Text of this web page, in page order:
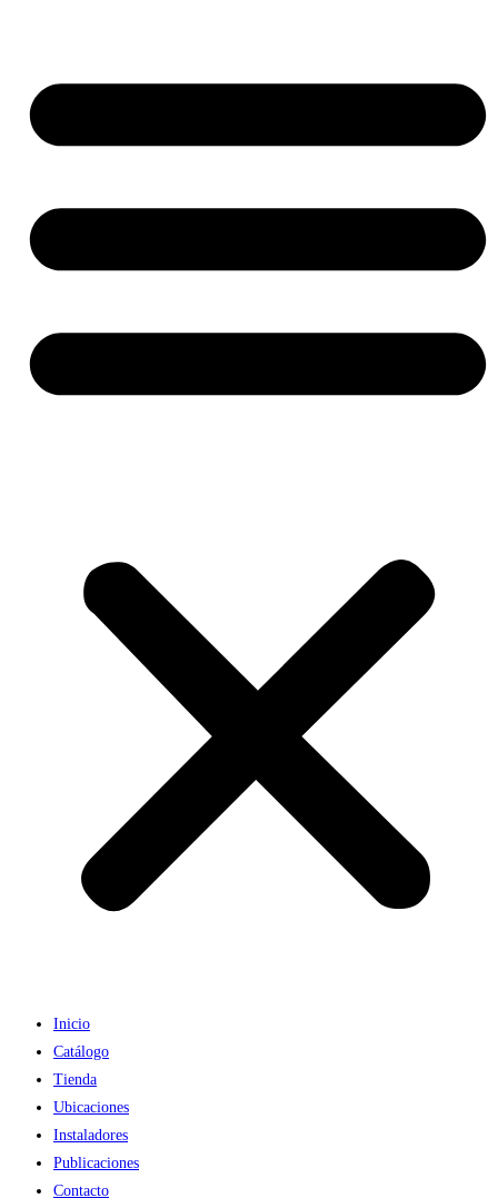
Inicio
Catálogo
Tienda
Ubicaciones
Instaladores
Publicaciones
Contacto